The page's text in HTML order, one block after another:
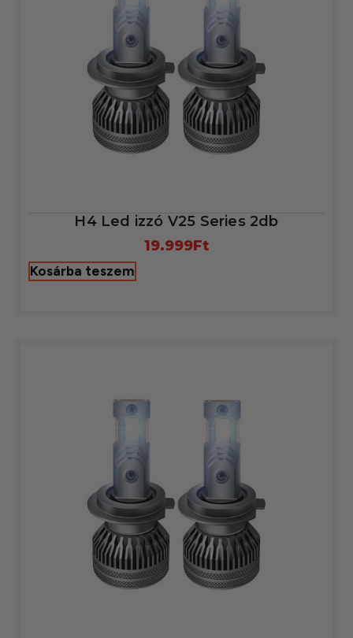
H4 Led izzó V25 Series 2db
19.999Ft
Kosárba teszem